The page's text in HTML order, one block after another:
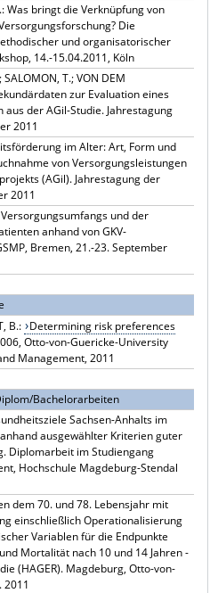
Was bringt die Verknüpfung von
Die
und organisatorischer
14.-15.04.2011, Köln
SALOMON, T.; VON DEM
zur Evaluation eines
der AGil-Studie. Jahrestagung
2011
im Alter: Art, Form und
von Versorgungsleistungen
(AGil). Jahrestagung der
2011
Versorgungsumfangs und der
anhand von GKV-
Bremen, 21.-23. September
B.: Determining risk preferences
Otto-von-Guericke-University
Management, 2011
Bachelorarbeiten
Sachsen-Anhalts im
ausgewählter Kriterien guter
Diplomarbeit im Studiengang
Hochschule Magdeburg-Stendal
dem 70. und 78. Lebensjahr mit
einschließlich Operationalisierung
Variablen für die Endpunkte
Mortalität nach 10 und 14 Jahren -
(HAGER). Magdeburg, Otto-von-
2011